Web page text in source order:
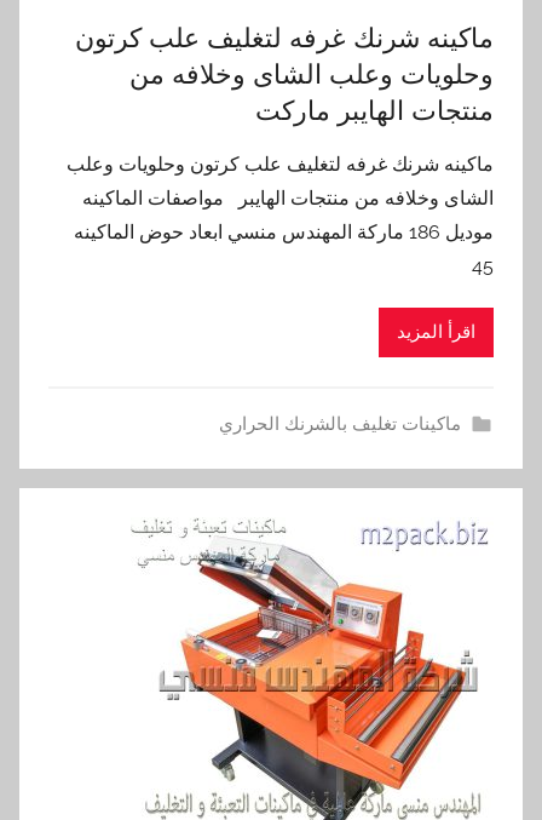
ماكينه شرنك غرفه لتغليف علب كرتون
وحلويات وعلب الشاى وخلافه من
منتجات الهايبر ماركت
ماكينه شرنك غرفه لتغليف علب كرتون وحلويات وعلب
الشاى وخلافه من منتجات الهايبر مواصفات الماكينه
موديل 186 ماركة المهندس منسي ابعاد حوض الماكينه
45
اقرأ المزيد
ماكينات تغليف بالشرنك الحراري